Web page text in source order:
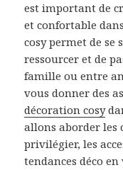
est important de
et confortable
cosy permet de se
ressourcer et de
famille ou entre
vous donner des
décoration cosy
allons aborder les
privilégier, les
tendances déco